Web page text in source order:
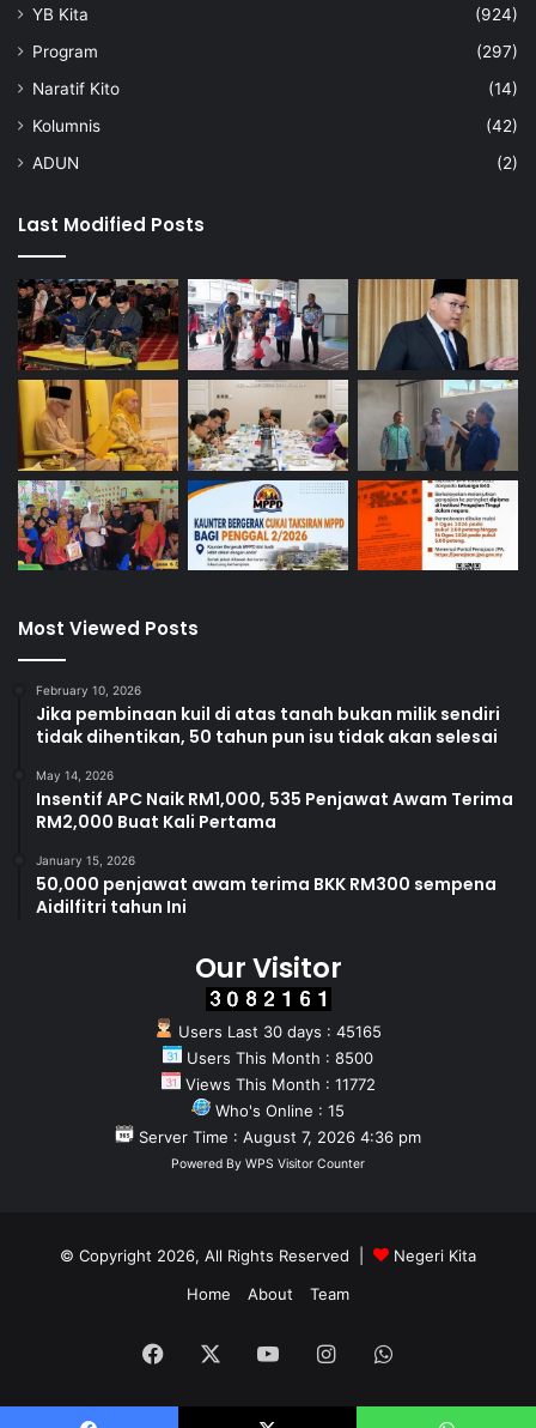
u
a
r
YB Kita
(924)
Program
(297)
Naratif Kito
(14)
Kolumnis
(42)
ADUN
(2)
Last Modified Posts
Most Viewed Posts
February 10, 2026
Jika pembinaan kuil di atas tanah bukan milik sendiri
tidak dihentikan, 50 tahun pun isu tidak akan selesai
May 14, 2026
Insentif APC Naik RM1,000, 535 Penjawat Awam Terima
RM2,000 Buat Kali Pertama
January 15, 2026
50,000 penjawat awam terima BKK RM300 sempena
Aidilfitri tahun Ini
Our Visitor
Users Last 30 days : 45165
Users This Month : 8500
Views This Month : 11772
Who's Online : 15
Server Time : August 7, 2026 4:36 pm
Powered By WPS Visitor Counter
© Copyright 2026, All Rights Reserved |
Negeri Kita
Home
About Team
Facebook YouTubeInstagramWhatsApp